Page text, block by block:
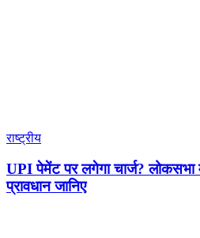
राष्ट्रीय
UPI पेमेंट पर लगेगा चार्ज?
प्रावधान जानिए